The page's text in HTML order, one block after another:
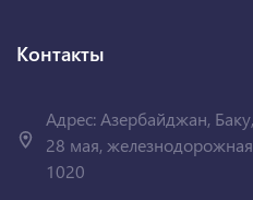
Контакты
Адрес: Азербайджан,
28 мая,
1020